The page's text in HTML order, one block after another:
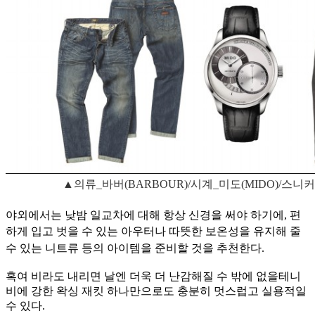
▲의류_바버(BARBOUR)/시계_미도(MIDO)/스니
야외에서는 낮밤 일교차에 대해 항상 신경을 써야 하기에, 편
하게 입고 벗을 수 있는 아우터나 따뜻한 보온성을 유지해 줄
수 있는 니트류 등의 아이템을 준비할 것을 추천한다.
혹여 비라도 내리면 날엔 더욱 더 난감해질 수 밖에 없을테니
비에 강한 왁싱 재킷 하나만으로도 충분히 멋스럽고 실용적일
수 있다.